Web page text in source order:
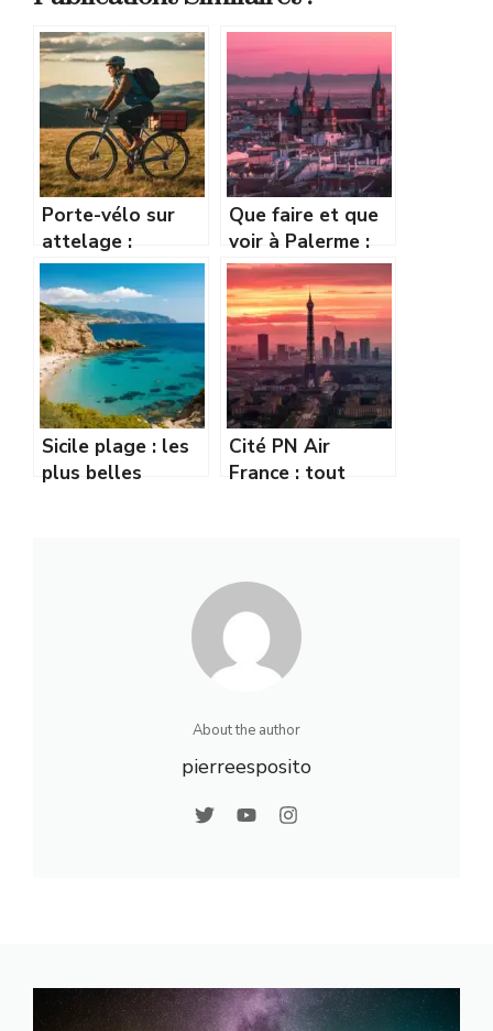
Porte-vélo sur
attelage :
transporter ses
VTT en toute
sécurité et
simplicité
Que faire et que
voir à Palerme :
guide complet
pour visiter la
ville
Sicile plage : les
plus belles
Cité PN Air
France : tout
navigants
About the author
pierreesposito